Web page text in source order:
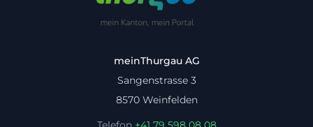
meinThurgau AG
Sangenstrasse 3
8570 Weinfelden